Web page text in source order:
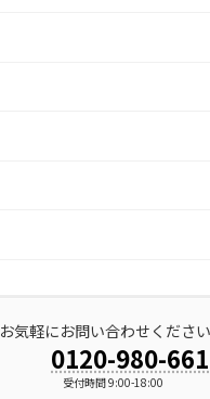
お気軽にお問い合わせください
0120-980-661
受付時間 9:00-18:00